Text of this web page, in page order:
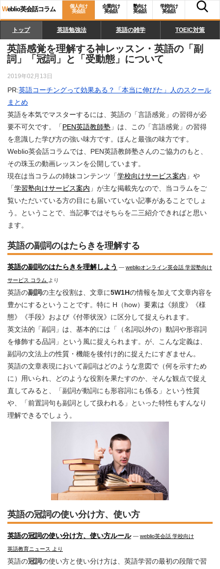
Weblio英会話コラム
個人向け
英会話
企業向け
英会話
塾向け
英会話
学校向け
英会話
トップ 英語勉強法 英語の雑学 TOEIC対策
英語感覚を理解する神レッスン・英語の「副
詞」「冠詞」と「受動態」について
2019年02月13日
PR:英語コーチングって効果ある？「本当に伸びた」人のスクール
まとめ
英語を本気でマスターするには、英語の「言語感覚」の習得が必
要不可欠です。「PEN英語教師塾 」は、この「言語感覚」の習得
を意識した学び方の強い味方です。ほんと最強の味方です。
Weblio英会話コラムでは、PEN英語教師塾さんのご協力のもと、
その珠玉の動画レッスンを公開しています。
現在は当コラムの姉妹コンテンツ「学校向けサービス案内 」や
「学習塾向けサービス案内 」が主な掲載先なので、当コラムをご
覧いただいている方の目にも届いていない記事があることでしょ
う。ということで、当記事ではそちらを二三紹介できればと思い
ます。
英語の副詞のはたらきを理解する
英語の副詞のはたらきを理解しよう ― weblioオンライン英会話 学習塾向け
サービス コラム より
英語の副詞の主な役割は、文章に5W1Hの情報を加えて文章内容を
豊かにするということです。特に H（how）要素は《頻度》《様
態》《手段》および《付帯状況》に区分して捉えられます。
英文法的「副詞」は、基本的には「（名詞以外の）動詞や形容詞
を修飾する品詞」という風に捉えられます。が、こんな定義は、
副詞の文法上の性質・機能を後付け的に捉えたにすぎません。
英語の文章表現において副詞はどのような意図で（何を示すため
に）用いられ、どのような役割を果たすのか、そんな観点で捉え
直してみると、「副詞が動詞にも形容詞にも係る」という性質
や、「前置詞句も副詞として扱われる」といった特性もすんなり
理解できるでしょう。
英語の冠詞の使い分け方、使い方
英語の冠詞の使い分け方、使い方ルール ― weblio英会話 学校向け
英語教育ニュース より
英語の冠詞の使い方と使い分け方は、英語学習の最初の段階で習